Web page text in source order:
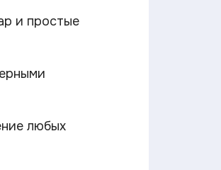
и простые
любых